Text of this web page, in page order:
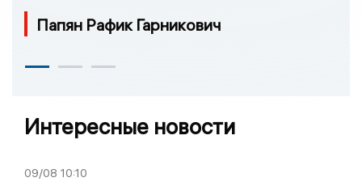
Папян Рафик Гарникович
Интересные новости
09/08 10:10